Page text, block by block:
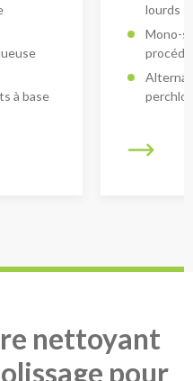
à base
lourds
Mono-
nettoyant
pour